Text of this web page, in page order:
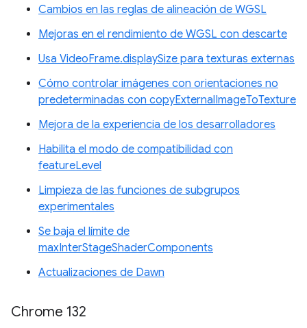
Cambios en las reglas de alineación de WGSL
Mejoras en el rendimiento de WGSL con descarte
Usa VideoFrame.displaySize para texturas externas
Cómo controlar imágenes con orientaciones no
predeterminadas con copyExternalImageToTexture
Mejora de la experiencia de los desarrolladores
Habilita el modo de compatibilidad con
featureLevel
Limpieza de las funciones de subgrupos
experimentales
Se baja el límite de
maxInterStageShaderComponents
Actualizaciones de Dawn
Chrome 132